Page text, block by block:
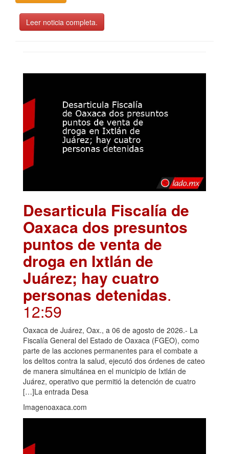
Leer noticia completa.
Desarticula Fiscalía de
Oaxaca dos presuntos
puntos de venta de
droga en Ixtlán de
Juárez; hay cuatro
personas detenidas.
12:59
Oaxaca de Juárez, Oax., a 06 de agosto de 2026.- La
Fiscalía General del Estado de Oaxaca (FGEO), como
parte de las acciones permanentes para el combate a
los delitos contra la salud, ejecutó dos órdenes de cateo
de manera simultánea en el municipio de Ixtlán de
Juárez, operativo que permitió la detención de cuatro
[…]La entrada Desa
Imagenoaxaca.com